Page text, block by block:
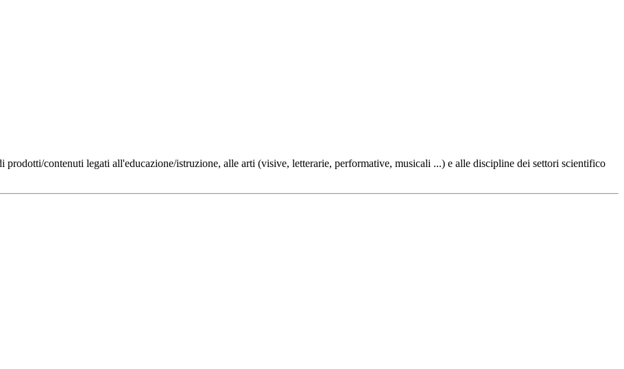
contenuti legati all'educazione/istruzione, alle arti (visive, letterarie, performative, musicali ...) e alle discipline dei settori scientifico